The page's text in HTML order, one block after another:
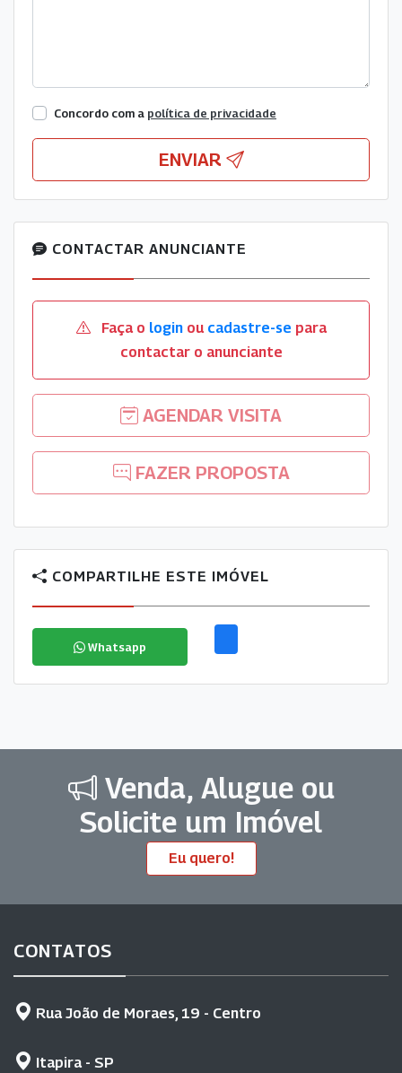
Concordo com a política de privacidade
ENVIAR
CONTACTAR ANUNCIANTE
Faça o loginou cadastre-se para
contactar o anunciante
AGENDAR VISITA
FAZER PROPOSTA
COMPARTILHE ESTE IMÓVEL
Whatsapp
Venda, Alugue ou
Solicite um Imóvel
Eu quero!
CONTATOS
Rua João de Moraes, 19 - Centro
Itapira - SP